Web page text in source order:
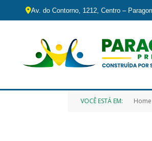
Av. do Contorno, 1212, Centro –
VOCÊ ESTÁ EM: Home